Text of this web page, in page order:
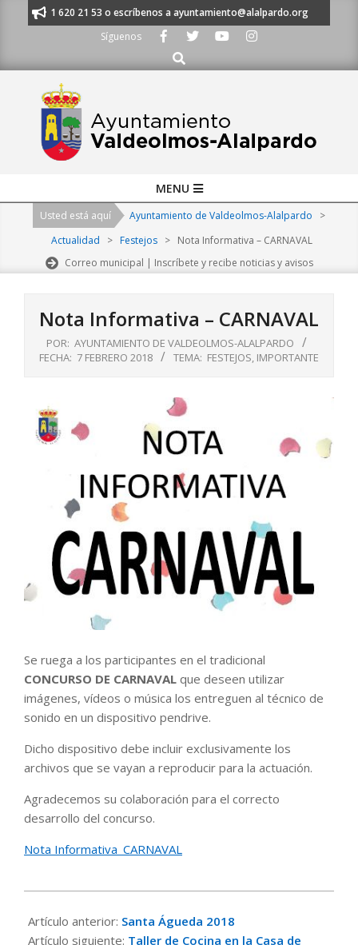
al 91 620 21 53 o escríbenos a ayuntamiento@alalpardo.org
Síguenos
Buscar
Navigation
MENU
Usted está aquí Ayuntamiento de Valdeolmos-Alalpardo
>
Actualidad
> Festejos > Nota Informativa – CARNAVAL
Correo municipal | Inscríbete y recibe noticias y avisos
Nota Informativa – CARNAVAL
POR: AYUNTAMIENTO DE VALDEOLMOS-ALALPARDO
FECHA: 7 FEBRERO 2018 TEMA: FESTEJOS, IMPORTANTE
Se ruega a los participantes en el tradicional
CONCURSO DE CARNAVAL que deseen utilizar
imágenes, vídeos o música los entreguen al técnico de
sonido en un dispositivo pendrive.
Dicho dispositivo debe incluir exclusivamente los
archivos que se vayan a reproducir para la actuación.
Agradecemos su colaboración para el correcto
desarrollo del concurso.
Nota Informativa_CARNAVAL
02-
07
Artículo anterior: Santa Águeda 2018
Artículo siguiente: Taller de Cocina en la Casa de